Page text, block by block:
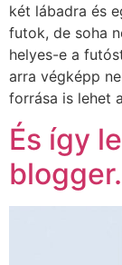
két lábadra és
futok, de soha
helyes-e a
arra végképp
forrása is lehet
És így